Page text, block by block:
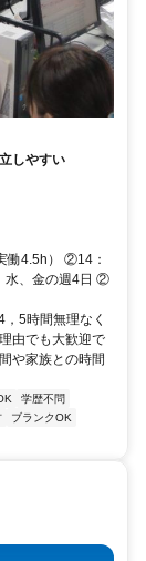
しやすい
働4.5h） ②14：
水、金の週4日 ②
，5時間無理なく
由でも大歓迎で
や家族との時間
学歴不問
ブランクOK